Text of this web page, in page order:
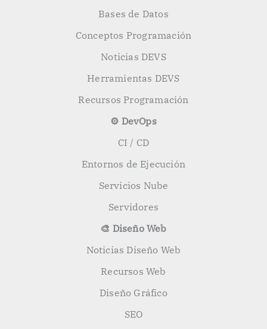
Bases de Datos
Conceptos Programación
Noticias DEVS
Herramientas DEVS
Recursos Programación
⚙️ DevOps
CI / CD
Entornos de Ejecución
Servicios Nube
Servidores
🎨 Diseño Web
Noticias Diseño Web
Recursos Web
Diseño Gráfico
SEO